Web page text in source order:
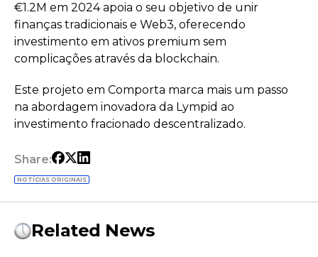
€1.2M em 2024 apoia o seu objetivo de unir
finanças tradicionais e Web3, oferecendo
investimento em ativos premium sem
complicações através da blockchain.
Este projeto em Comporta marca mais um passo
na abordagem inovadora da Lympid ao
investimento fracionado descentralizado.
Share:
NOTÍCIAS ORIGINAIS
Related News